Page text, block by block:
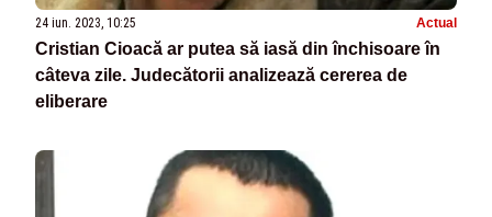
24 iun. 2023, 10:25 Actual
Cristian Cioacă ar putea să iasă din închisoare în
câteva zile. Judecătorii analizează cererea de
eliberare